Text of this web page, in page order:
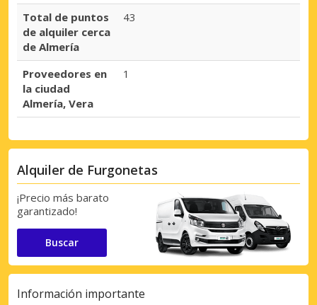
Total de puntos
de alquiler cerca
de Almería
43
Proveedores en
la ciudad
Almería, Vera
1
Alquiler de Furgonetas
¡Precio más barato
garantizado!
Buscar
Información importante